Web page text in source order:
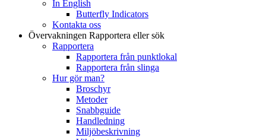
In English
Butterfly Indicators
Kontakta oss
Övervakningen Rapportera eller sök
Rapportera
Rapportera från punktlokal
Rapportera från slinga
Hur gör man?
Broschyr
Metoder
Snabbguide
Handledning
Miljöbeskrivning